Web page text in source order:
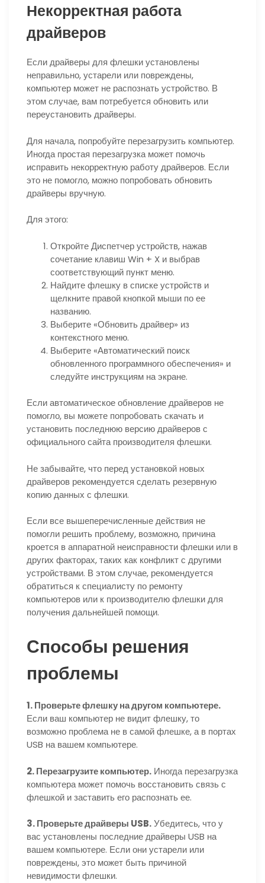
Некорректная работа
драйверов
Если драйверы для флешки установлены
неправильно, устарели или повреждены,
компьютер может не распознать устройство. В
этом случае, вам потребуется обновить или
переустановить драйверы.
Для начала, попробуйте перезагрузить компьютер.
Иногда простая перезагрузка может помочь
исправить некорректную работу драйверов. Если
это не помогло, можно попробовать обновить
драйверы вручную.
Для этого:
Откройте Диспетчер устройств, нажав
сочетание клавиш Win + X и выбрав
соответствующий пункт меню.
Найдите флешку в списке устройств и
щелкните правой кнопкой мыши по ее
названию.
Выберите «Обновить драйвер» из
контекстного меню.
Выберите «Автоматический поиск
обновленного программного обеспечения» и
следуйте инструкциям на экране.
Если автоматическое обновление драйверов не
помогло, вы можете попробовать скачать и
установить последнюю версию драйверов с
официального сайта производителя флешки.
Не забывайте, что перед установкой новых
драйверов рекомендуется сделать резервную
копию данных с флешки.
Если все вышеперечисленные действия не
помогли решить проблему, возможно, причина
кроется в аппаратной неисправности флешки или в
других факторах, таких как конфликт с другими
устройствами. В этом случае, рекомендуется
обратиться к специалисту по ремонту
компьютеров или к производителю флешки для
получения дальнейшей помощи.
Способы решения
проблемы
1. Проверьте флешку на другом компьютере.
Если ваш компьютер не видит флешку, то
возможно проблема не в самой флешке, а в портах
USB на вашем компьютере.
2. Перезагрузите компьютер. Иногда перезагрузка
компьютера может помочь восстановить связь с
флешкой и заставить его распознать ее.
3. Проверьте драйверы USB.Убедитесь, что у
вас установлены последние драйверы USB на
вашем компьютере. Если они устарели или
повреждены, это может быть причиной
невидимости флешки.